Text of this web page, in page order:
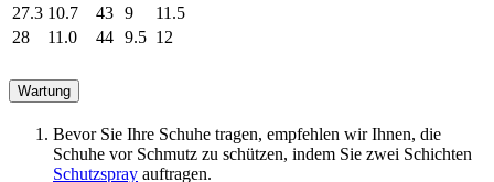
27.3 10.7 43 9
11.5
28
11.0 44 9.5 12
Wartung
Bevor Sie Ihre Schuhe tragen, empfehlen wir Ihnen, die
Schuhe vor Schmutz zu schützen, indem Sie zwei Schichten
Schutzspray auftragen.